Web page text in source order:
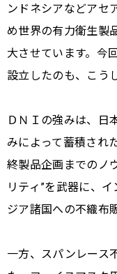
ンドネシアなどアセ
め世界の有力衛生製
大させています。今
設立したのも、こう
ＤＮＩの強みは、日
みによって蓄積され
終製品企画までのノ
リティ”を武器に、
ジア諸国への不織布
一方、スパンレース